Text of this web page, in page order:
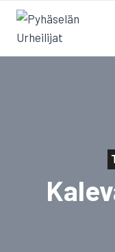
Siirry
sisältöön